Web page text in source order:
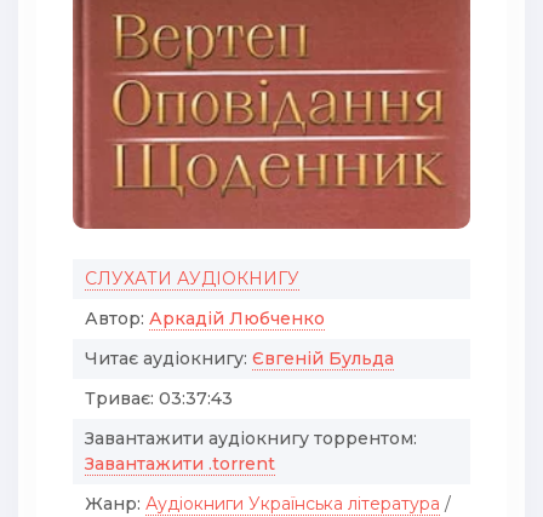
СЛУХАТИ АУДІОКНИГУ
Автор: Аркадій Любченко
Читає аудіокнигу: Євгеній Бульда
Триває: 03:37:43
Завантажити аудіокнигу торрентом:
Завантажити .torrent
Жанр: Аудіокниги Українська література /